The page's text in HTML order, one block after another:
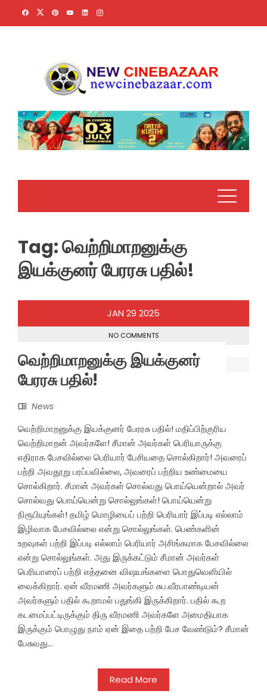
Tag:வெற்றிமாறனுக்கு
இயக்குனர் பேரரசு பதில்!
JAN 29 2025
NO COMMENTS
வெற்றிமாறனுக்கு இயக்குனர்
பேரரசு பதில்!
News
வெற்றிமாறனுக்கு இயக்குனர் பேரரசு பதில்! மதிப்பிற்குரிய
வெற்றிமாறன் அவர்களே! சீமான் அவர்கள் பெரியாருக்கு
எதிராக பேசவில்லை பெரியார் பேசியதை சொல்கிறார்! அவரைப்
பற்றி அவதூறு பரப்பவில்லை, அவரைப் பற்றிய உண்மையை
சொல்கிறார். சீமான் அவர்கள் சொல்வது பொய்யென்றால் அவர்
சொல்வது பொய்யென்று சொல்லுங்கள்! பொய்யென்று
நிரூபியுங்கள்! தமிழ் மொழியைப் பற்றி பெரியார் இப்படி எல்லாம்
இழிவாக பேசவில்லை என்று சொல்லுங்கள். பெண்களின்
உறவுகள் பற்றி இப்படி எல்லாம் பெரியார் அசிங்கமாக பேசவில்லை
என்று சொல்லுங்கள். அது இருக்கட்டும் சீமான் அவர்கள்
பெரியாரைப் பற்றி எத்தனை விஷயங்களை பொதுவெளியில்
வைக்கிறார். ஏன் வீரமணி அவர்களும் சுப.வீரபாண்டியன்
அவர்களும் பதில் கூறாமல் பதுங்கி இருக்கிறார். பதில் கூற
கடமைப்பட்டிருக்கும் திரு வீரமணி அவர்களே அமைதியாக
இருக்கும் பொழுது நாம் ஏன் இதை பற்றி பேச வேண்டும்? சீமான்
பேசுவது...
Read More